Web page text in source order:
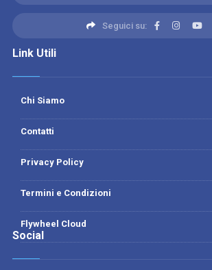
Seguici su:
Link Utili
Chi Siamo
Contatti
Privacy Policy
Termini e Condizioni
Flywheel Cloud
Social